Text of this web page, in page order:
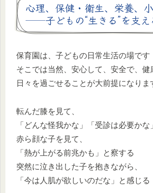
心理、保健・衛生、栄養、
──子どもの“生きる”を支え
保育園は、子どもの日常生活の場です
そこでは当然、安心して、安全で、健
日々を過ごせることが大前提になりま
転んだ膝を見て、
「どんな怪我かな」「受診は必要かな
赤ら顔な子を見て、
「熱が上がる前兆かも」と察する
突然に泣き出した子を抱きながら、
「今は人肌が欲しいのだな」と感じる